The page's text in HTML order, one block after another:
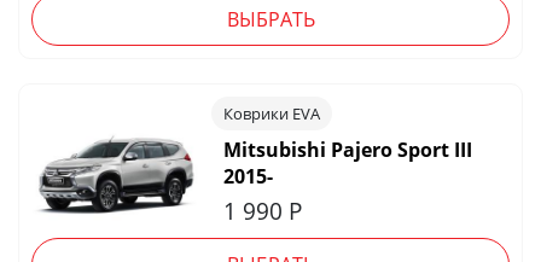
ВЫБРАТЬ
Коврики EVA
Mitsubishi Pajero Sport III
2015-
1 990 Р